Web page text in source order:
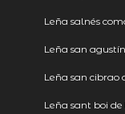
Leña salnés
Leña san
Leña san cibrao
Leña sant boi